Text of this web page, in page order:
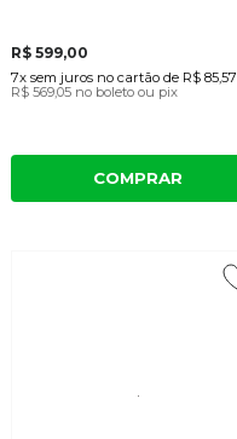
R$ 599,00
7x sem juros no cartãode R$ 85,57
R$ 569,05 no boleto ou pix
COMPRAR